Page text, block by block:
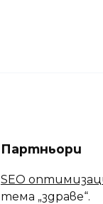
Партньори
SEO
тема „здраве“.